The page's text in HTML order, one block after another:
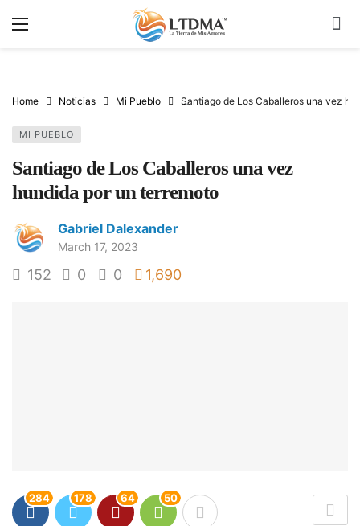
Home Noticias Mi Pueblo Santiago de Los Caballeros una vez
MI PUEBLO
Santiago de Los Caballeros una vez
hundida por un terremoto
Gabriel Dalexander
March 17, 2023
152 0 0 1,690
284 178 64 50